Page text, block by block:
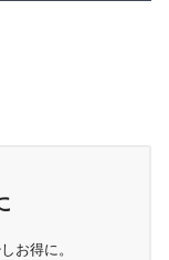
お得に。